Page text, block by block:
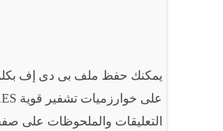
يمكنك حفظ ملف بى دى إف
التعليقات والملحوظات على